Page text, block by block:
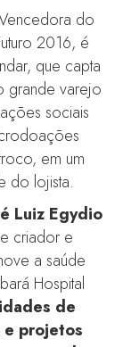
do
2016, é
que capta
grande varejo
sociais
em um
do lojista.
Luiz Egydio
criador e
a saúde
Hospital
de
e projetos